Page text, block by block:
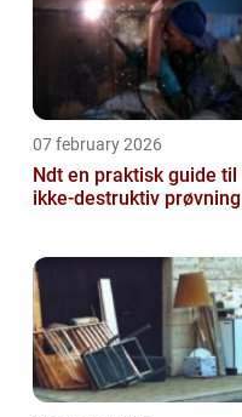
07 february 2026
Ndt en praktisk guide til
ikke-destruktiv prøvning